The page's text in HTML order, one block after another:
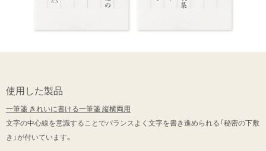
使用した製品
一筆箋 きれいに書ける一筆箋 縦横両用
文字の中心線を意識することでバランスよく文字を書き進められる「秘密の下敷
き」が付いています。